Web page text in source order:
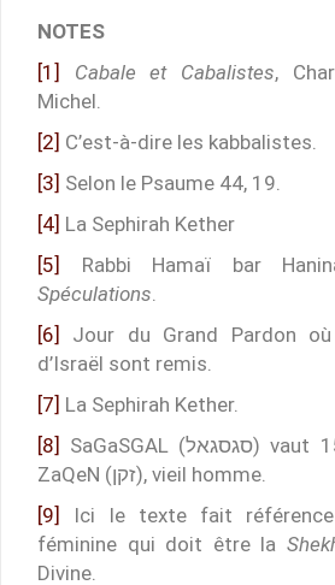
NOTES
[1]
Cabale et Cabalistes,
Michel.
[2] C’est-à-dire les kabbalistes.
[3] Selon le Psaume 44, 19.
[4] La Sephirah Kether
[5]
Rabbi Hamaï bar
Spéculations.
[6]
Jour du Grand Pardon
d’Israël sont remis.
[7] La Sephirah Kether.
[8] SaGaSGAL (סגסגאל) vaut 157 qui équivaut à
ZaQeN (זקן), vieil homme.
[9]
Ici le texte fait
féminine qui doit être la
Divine.